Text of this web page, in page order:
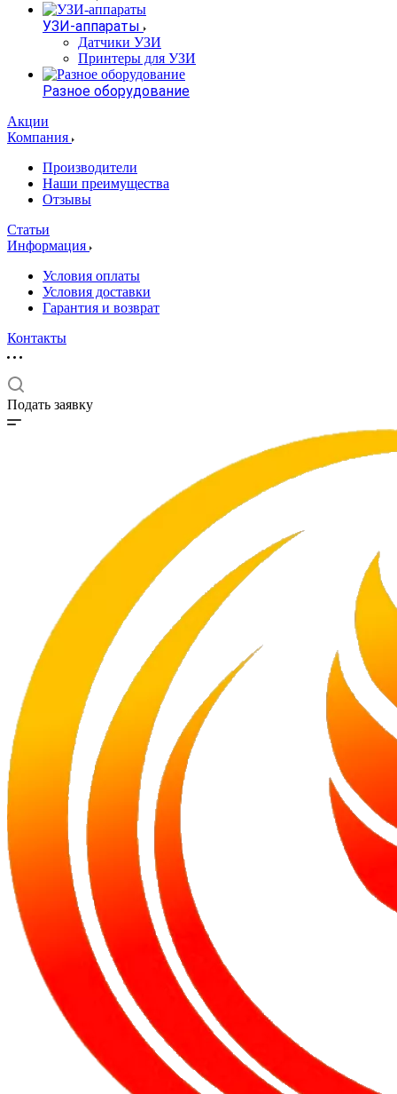
УЗИ-аппараты
Датчики УЗИ
Принтеры для УЗИ
Разное оборудование
Акции
Компания
Производители
Наши преимущества
Отзывы
Статьи
Информация
Условия оплаты
Условия доставки
Гарантия и возврат
Контакты
Подать заявку